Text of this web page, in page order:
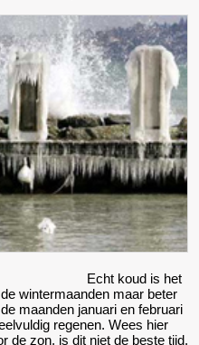
WINTER
Echt koud is het
wintermaanden maar beter
maanden januari en februari
regenen. Wees hier
de zon, is dit niet de beste tijd.